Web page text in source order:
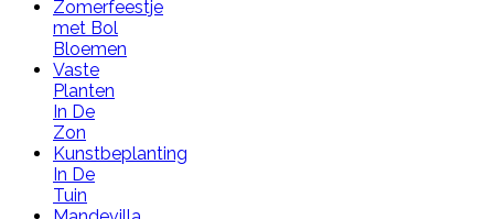
Zomerfeestje
met Bol
Bloemen
Vaste
Planten
In De
Zon
Kunstbeplanting
In De
Tuin